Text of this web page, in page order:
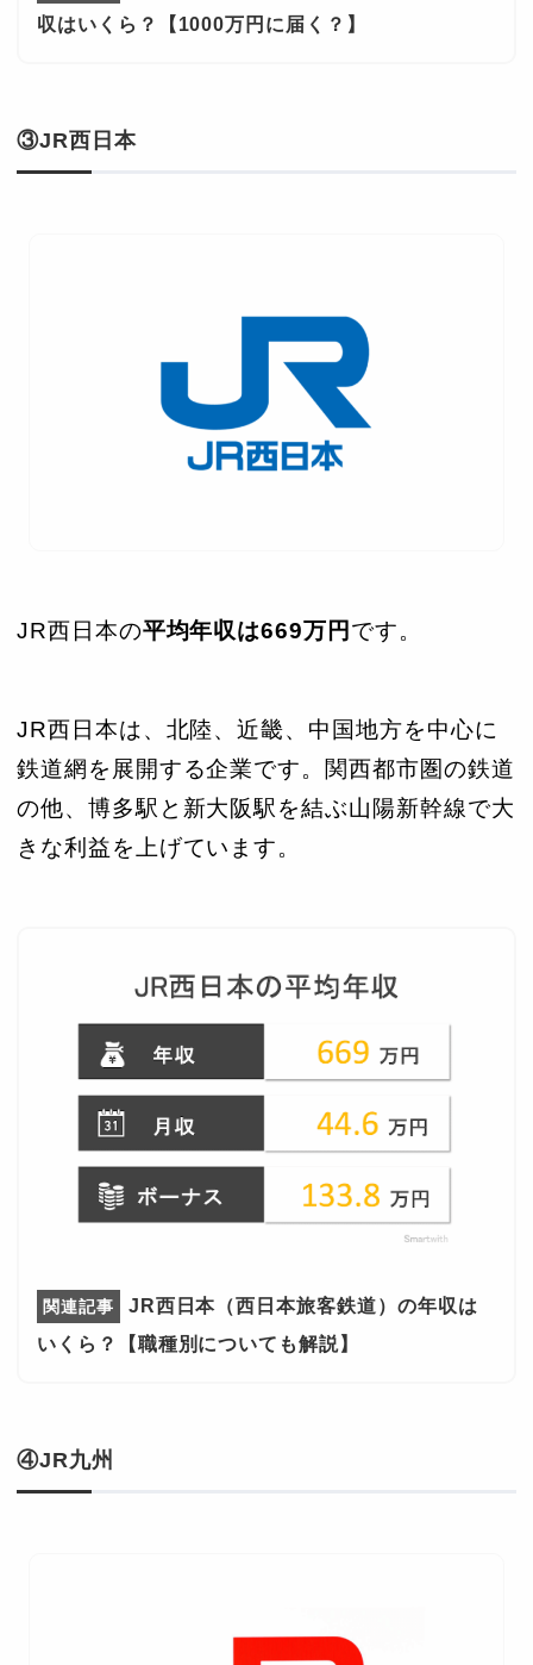
収はいくら？【1000万円に届く？】
③JR西日本
JR西日本の平均年収は669万円 です。
JR西日本は、北陸、近畿、中国地方を中心に
鉄道網を展開する企業です。関西都市圏の鉄道
の他、博多駅と新大阪駅を結ぶ山陽新幹線で大
きな利益を上げています。
JR西日本（西日本旅客鉄道）の年収は
いくら？【職種別についても解説】
④JR九州